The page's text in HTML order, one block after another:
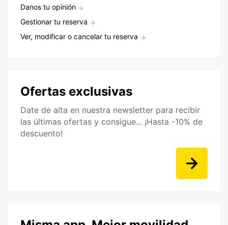
Danos tu opinión
Gestionar tu reserva
Ver, modificar o cancelar tu reserva
Ofertas exclusivas
Date de alta en nuestra newsletter para recibir
las últimas ofertas y consigue... ¡Hasta -10% de
descuento!